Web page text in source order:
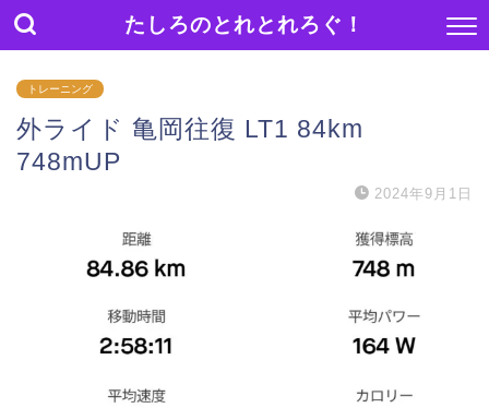
たしろのとれとれろぐ！
トレーニング
外ライド 亀岡往復 LT1 84km
748mUP
2024年9月1日